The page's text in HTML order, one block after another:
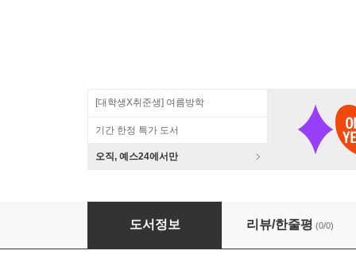
[대학생X취준생] 여름방학
기간 한정 특가 도서
오직, 예스24에서만
AI 기반 탐구학습 (큰글자책)
도서정보 리뷰/한줄평 (0/0)